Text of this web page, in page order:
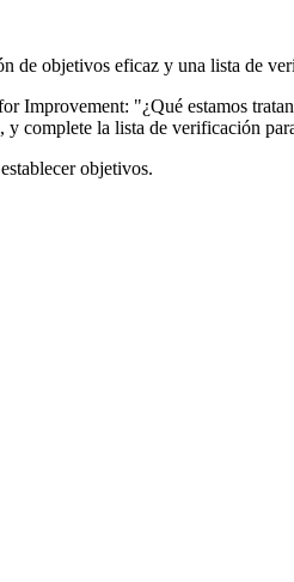
de objetivos eficaz y una lista de
Improvement: "¿Qué estamos
complete la lista de verificación
objetivos.
the Aim